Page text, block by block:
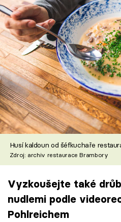
Husí kaldoun od šéfkuchaře
Zdroj: archiv restaurace Brambory
Vyzkoušejte také
nudlemi podle
Pohlreichem